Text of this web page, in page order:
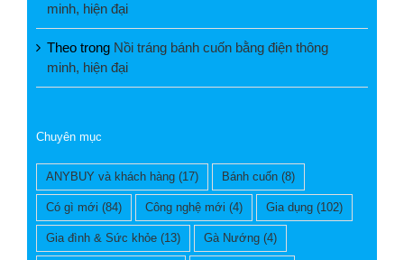
minh, hiện đại
Theo trong Nồi tráng bánh cuốn bằng điện thông
minh, hiện đại
Chuyên mục
ANYBUY và khách hàng (17) Bánh cuốn (8)
Có gì mới (84) Công nghệ mới (4) Gia dụng (102)
Gia đình & Sức khỏe (13) Gà Nướng (4)